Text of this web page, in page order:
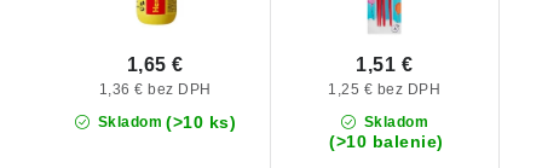
Skladom (>10 ks)
1,36 € bez DPH
1,65 €
Skladom
(>10 balenie)
1,25 € bez DPH
1,51 €